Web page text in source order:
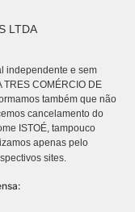
LTDA
independente e sem
COMÉRCIO DE
também que não
cancelamento do
ISTOÉ, tampouco
apenas pelo
sites.